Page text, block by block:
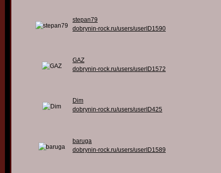
stepan79
dobrynin-rock.ru/users/userID1590
GAZ
dobrynin-rock.ru/users/userID1572
Dim
dobrynin-rock.ru/users/userID425
baruga
dobrynin-rock.ru/users/userID1589